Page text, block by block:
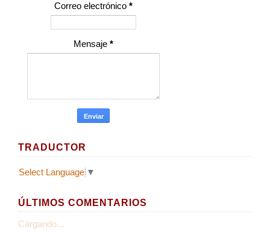
Correo electrónico *
Mensaje *
TRADUCTOR
Select Language ▼
ÚLTIMOS COMENTARIOS
Cargando...